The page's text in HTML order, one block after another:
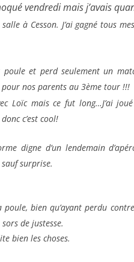
vendredi mais j’avais
à Cesson. J’ai gagné tous
poule et perd seulement un
nos parents au 3ème tour !!!
Loïc mais ce fut long…J’ai
c’est cool!
digne d’un lendemain
surprise.
bien qu’ayant perdu
de justesse.
bien les choses.